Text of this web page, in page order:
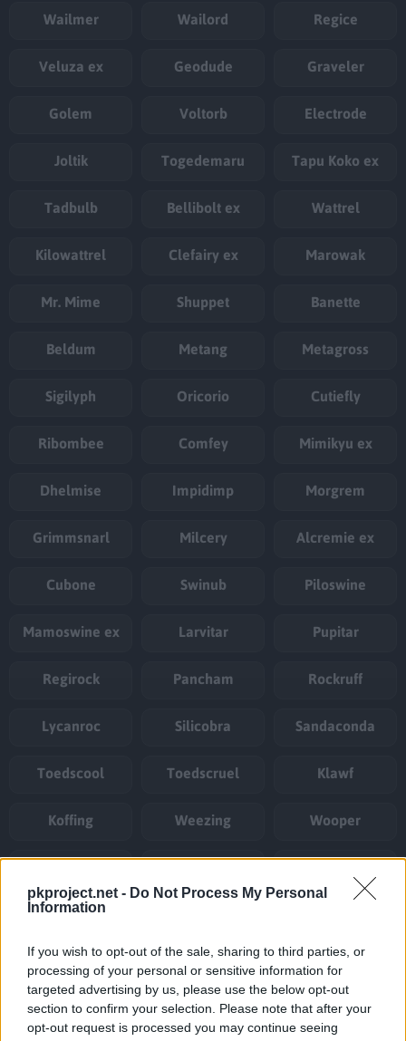
pkproject.net - Do Not Process My Personal
Information
If you wish to opt-out of the sale, sharing to third parties, or
processing of your personal or sensitive information for
targeted advertising by us, please use the below opt-out
section to confirm your selection. Please note that after your
opt-out request is processed you may continue seeing
Wailmer Wailord Regice
Veluza ex Geodude Graveler
Golem Voltorb Electrode
Joltik Togedemaru Tapu Koko ex
Tadbulb Bellibolt ex Wattrel
Kilowattrel Clefairy ex Marowak
Mr. Mime Shuppet Banette
Beldum Metang Metagross
Sigilyph Oricorio Cutiefly
Ribombee Comfey Mimikyu ex
Dhelmise Impidimp Morgrem
Grimmsnarl Milcery Alcremie ex
Cubone Swinub Piloswine
Mamoswine ex Larvitar Pupitar
Regirock Pancham Rockruff
Lycanroc Silicobra Sandaconda
Toedscool Toedscruel Klawf
Koffing Weezing Wooper
Zorua
Lokix Bombirdier Escavalier
Klink Klang Klinklang